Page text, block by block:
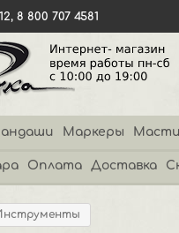
8 800 707 4581
Маркеры
Оплата Доставка